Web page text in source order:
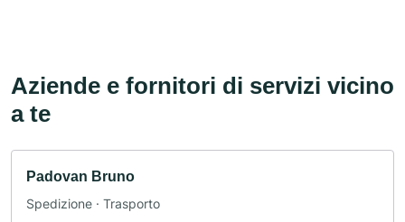
Aziende e fornitori di servizi vicino
a te
Padovan Bruno
Spedizione · Trasporto